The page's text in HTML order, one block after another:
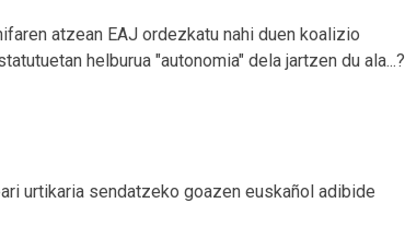
atzean EAJ ordezkatu nahi duen koalizio
helburua "autonomia" dela jartzen du ala...?
urtikaria sendatzeko goazen euskañol adibide